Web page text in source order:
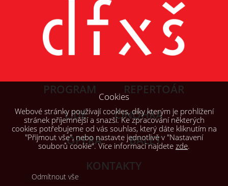
PROGRAM
REPERTOÁR
LIDÉ
ČINOHRA
OPERA
BALET
KONTAKTY
Cookies
Webové stránky používají cookies, díky kterým je prohlížení
stránek příjemnější a snazší. Ke zpracování některých
cookies potřebujeme od vás souhlas, který dáte kliknutím na
"Přijmout vše", nebo nastavte jednotlivě v "Nastavení
souborů cookie“. Více informací najdete zde.
Odmítnout vše